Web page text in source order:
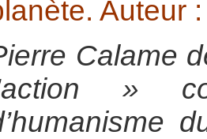
Auteur
Calame
»